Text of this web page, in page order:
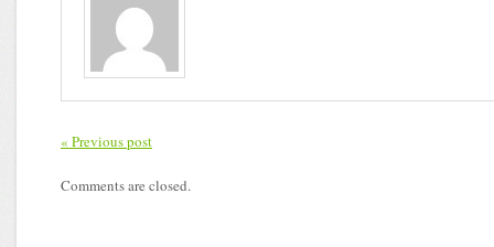
« Previous post
Comments are closed.